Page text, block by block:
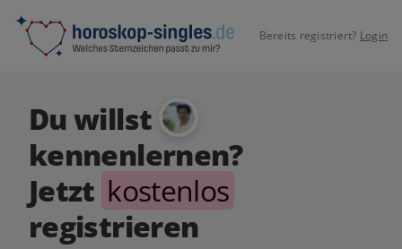
Bereits registriert? Login
Du willst
kennenlernen?
Jetzt kostenlos
registrieren